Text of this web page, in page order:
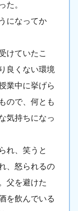
た。
になってか
けていたこ
良くない環境
業中に挙げら
ので、何とも
気持ちになっ
れ、笑うと
、怒られるの
父を避けた
を飲んでいる